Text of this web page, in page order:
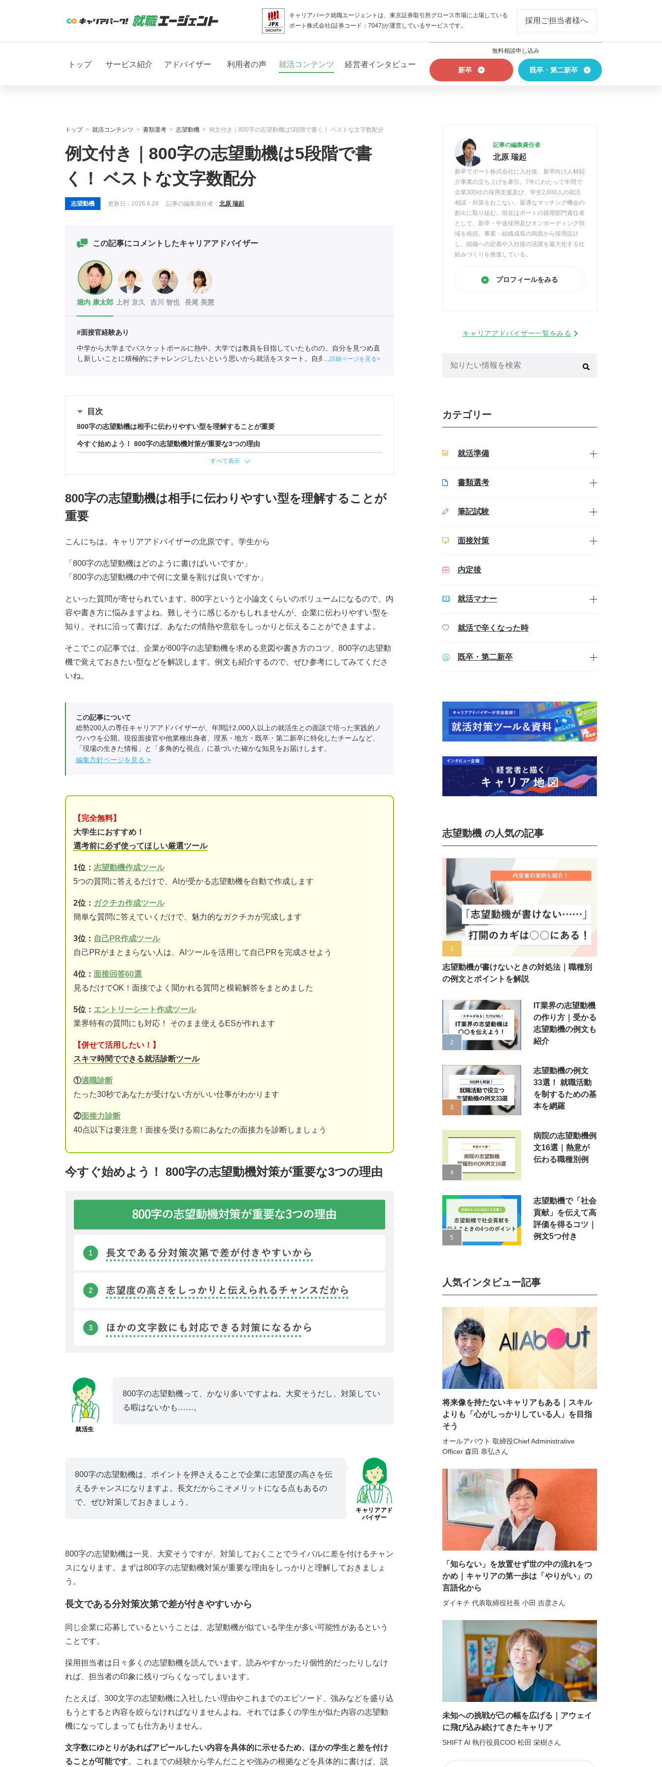
キャリアパーク就職エージェントは、東京証券取引所グロース市場に上場している
ポート株式会社(証券コード：7047)が運営しているサービスです。
採用ご担当者様へ
トップ サービス紹介 アドバイザー 利用者の声 就活コンテンツ 経営者インタビュー
無料相談申し込み
新卒 既卒・第二新卒
トップ 就活コンテンツ 書類選考 志望動機 例文付き｜800字の志望動機は5段階で書く！ ベストな文字数配分
例文付き｜800字の志望動機は5段階で書
く！ ベストな文字数配分
志望動機 更新日： 2026.6.24 記事の編集責任者： 北原 瑞起
この記事にコメントしたキャリアアドバイザー
堀内 康太郎 上村 京久 吉川 智也 長尾 美慧
#面接官経験あり
中学から大学までバスケットボールに熱中。大学では教員を目指していたものの、自分を見つめ直
し新しいことに積極的にチャレンジしたいという思いから就活をスタート。自身も就活ではエージ
詳細ページを見る
目次
800字の志望動機は相手に伝わりやすい型を理解することが重要
今すぐ始めよう！ 800字の志望動機対策が重要な3つの理由
すべて表示
800字の志望動機は相手に伝わりやすい型を理解することが
重要
こんにちは。キャリアアドバイザーの北原です。学生から
「800字の志望動機はどのように書けばいいですか」
「800字の志望動機の中で何に文量を割けば良いですか」
といった質問が寄せられています。800字というと小論文くらいのボリュームになるので、内
容や書き方に悩みますよね。難しそうに感じるかもしれませんが、企業に伝わりやすい型を
知り、それに沿って書けば、あなたの情熱や意欲をしっかりと伝えることができますよ。
そこでこの記事では、企業が800字の志望動機を求める意図や書き方のコツ、800字の志望動
機で覚えておきたい型などを解説します。例文も紹介するので、ぜひ参考にしてみてくださ
いね。
この記事について
総勢200人の専任キャリアアドバイザーが、年間計2,000人以上の就活生との面談で培った実践的ノ
ウハウを公開。現役面接官や他業種出身者、理系・地方・既卒・第二新卒に特化したチームなど、
「現場の生きた情報」と「多角的な視点」に基づいた確かな知見をお届けします。
編集方針ページを見る
【完全無料】
大学生におすすめ！
選考前に必ず使ってほしい厳選ツール
1位： 志望動機作成ツール
5つの質問に答えるだけで、AIが受かる志望動機を自動で作成します
2位： ガクチカ作成ツール
簡単な質問に答えていくだけで、魅力的なガクチカが完成します
3位： 自己PR作成ツール
自己PRがまとまらない人は、AIツールを活用して自己PRを完成させよう
4位： 面接回答60選
見るだけでOK！面接でよく聞かれる質問と模範解答をまとめました
5位： エントリーシート作成ツール
業界特有の質問にも対応！ そのまま使えるESが作れます
【併せて活用したい！】
スキマ時間でできる就活診断ツール
①適職診断
たった30秒であなたが受けない方がいい仕事がわかります
②面接力診断
40点以下は要注意！面接を受ける前にあなたの面接力を診断しましょう
今すぐ始めよう！ 800字の志望動機対策が重要な3つの理由
就活生
800字の志望動機って、かなり多いですよね。大変そうだし、対策してい
る暇はないかも……。
キャリアアド
バイザー
800字の志望動機は、ポイントを押さえることで企業に志望度の高さを伝
えるチャンスになりますよ。長文だからこそメリットになる点もあるの
で、ぜひ対策しておきましょう。
800字の志望動機は一見、大変そうですが、対策しておくことでライバルに差を付けるチャン
スになります。まずは800字の志望動機対策が重要な理由をしっかりと理解しておきましょ
う。
長文である分対策次第で差が付きやすいから
同じ企業に応募しているということは、志望動機が似ている学生が多い可能性があるという
ことです。
採用担当者は日々多くの志望動機を読んでいます。読みやすかったり個性的だったりしなけ
れば、担当者の印象に残りづらくなってしまいます。
たとえば、300文字の志望動機に入社したい理由やこれまでのエピソード、強みなどを盛り込
もうとすると内容を絞らなければなりませんよね。それでは多くの学生が似た内容の志望動
機になってしまっても仕方ありません。
文字数にゆとりがあればアピールしたい内容を具体的に示せるため、ほかの学生と差を付け
ることが可能です。これまでの経験から学んだことや強みの根拠などを具体的に書けば、説
記事の編集責任者
北原 瑞起
新卒でポート株式会社に入社後、新卒向け人材紹
介事業の立ち上げを牽引。7年にわたって年間で
企業300社の採用支援及び、学生2,000人の就活
相談・対策をおこない、最適なマッチング機会の
創出に取り組む。現在はポートの採用部門責任者
として、新卒・中途採用及びオンボーディング領
域を統括。事業・組織成長の両面から採用設計
し、組織への定着や入社後の活躍を最大化する仕
組みづくりを推進している。
プロフィールをみる
キャリアアドバイザー一覧をみる
カテゴリー
就活準備
書類選考
筆記試験
面接対策
内定後
就活マナー
就活で辛くなった時
既卒・第二新卒
志望動機 の人気の記事
志望動機が書けないときの対処法｜職種別
の例文とポイントを解説
IT業界の志望動機
の作り方｜受かる
志望動機の例文も
紹介
志望動機の例文
33選！ 就職活動
を制するための基
本を網羅
病院の志望動機例
文16選｜熱意が
伝わる職種別例
志望動機で「社会
貢献」を伝えて高
評価を得るコツ｜
例文5つ付き
人気インタビュー記事
将来像を持たないキャリアもある｜スキル
よりも「心がしっかりしている人」を目指
そう
オールアバウト 取締役Chief Administrative
Officer 森田 恭弘さん
「知らない」を放置せず世の中の流れをつ
かめ｜キャリアの第一歩は「やりがい」の
言語化から
ダイキチ 代表取締役社長 小田 吉彦さん
未知への挑戦が己の幅を広げる｜アウェイ
に飛び込み続けてきたキャリア
SHIFT AI 執行役員COO 松田 栄樹さん